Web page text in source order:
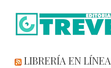
LIBRERÍA EN LÍNEA